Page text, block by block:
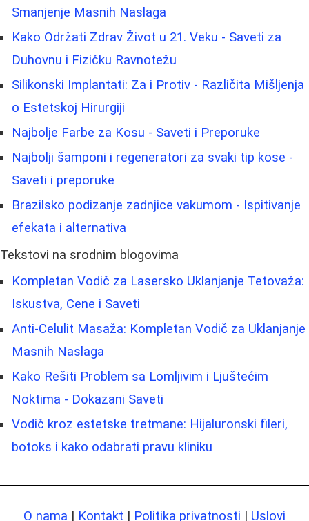
Smanjenje Masnih Naslaga
Kako Održati Zdrav Život u 21. Veku - Saveti za
Duhovnu i Fizičku Ravnotežu
Silikonski Implantati: Za i Protiv - Različita Mišljenja
o Estetskoj Hirurgiji
Najbolje Farbe za Kosu - Saveti i Preporuke
Najbolji šamponi i regeneratori za svaki tip kose -
Saveti i preporuke
Brazilsko podizanje zadnjice vakumom - Ispitivanje
efekata i alternativa
Tekstovi na srodnim blogovima
Kompletan Vodič za Lasersko Uklanjanje Tetovaža:
Iskustva, Cene i Saveti
Anti-Celulit Masaža: Kompletan Vodič za Uklanjanje
Masnih Naslaga
Kako Rešiti Problem sa Lomljivim i Ljuštećim
Noktima - Dokazani Saveti
Vodič kroz estetske tretmane: Hijaluronski fileri,
botoks i kako odabrati pravu kliniku
O nama | Kontakt | Politika privatnosti | Uslovi